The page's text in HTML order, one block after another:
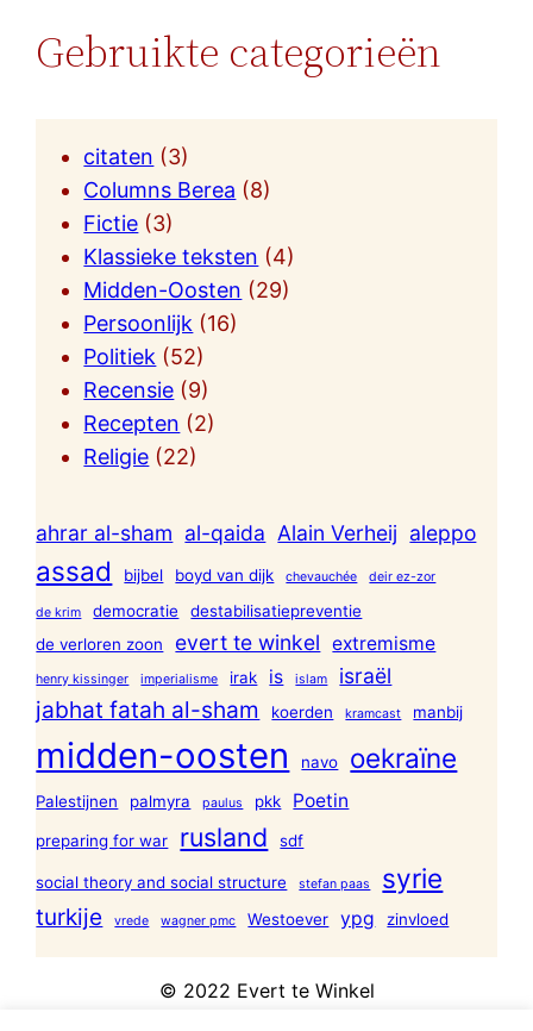
Gebruikte categorieën
citaten (3)
Columns Berea (8)
Fictie (3)
Klassieke teksten (4)
Midden-Oosten (29)
Persoonlijk (16)
Politiek (52)
Recensie (9)
Recepten (2)
Religie (22)
ahrar al-sham al-qaida Alain Verheij aleppo
assad bijbel boyd van dijk chevauchée deir ez-zor
de krim democratie
destabilisatiepreventie
de verloren zoon
evert te winkel extremisme
henry kissinger imperialisme irak is islam israël
jabhat fatah al-sham koerden kramcast manbij
midden-oosten navo oekraïne
Palestijnen palmyra paulus pkk Poetin
preparing for war rusland sdf
social theory and social structure stefan paas syrie
turkije vrede wagner pmc Westoever ypg zinvloed
© 2022 Evert te Winkel